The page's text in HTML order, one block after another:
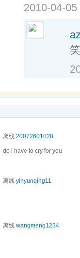
2010-04-05
离线 20072601028
do i have to cry for you
离线 yinyunqing11
离线 wangmeng1234